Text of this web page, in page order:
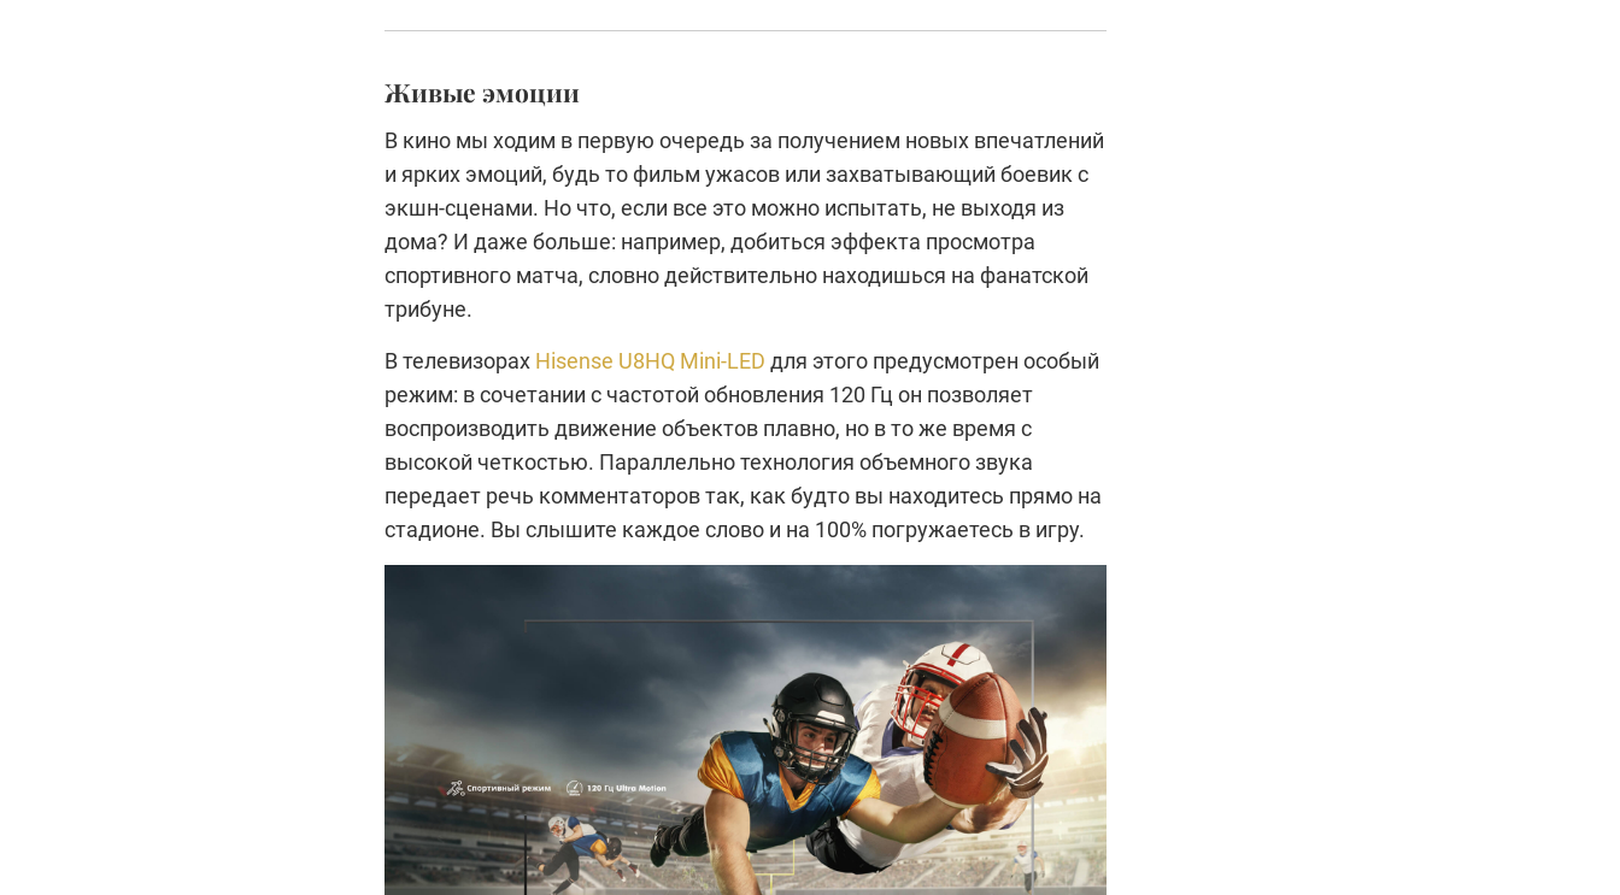
Живые эмоции
В кино мы ходим в первую очередь за получением новых впечатлений
и ярких эмоций, будь то фильм ужасов или захватывающий боевик с
экшн-сценами. Но что, если все это можно испытать, не выходя из
дома? И даже больше: например, добиться эффекта просмотра
спортивного матча, словно действительно находишься на фанатской
трибуне.
В телевизорах Hisense U8HQ Mini-LED для этого предусмотрен особый
режим: в сочетании с частотой обновления 120 Гц он позволяет
воспроизводить движение объектов плавно, но в то же время с
высокой четкостью. Параллельно технология объемного звука
передает речь комментаторов так, как будто вы находитесь прямо на
стадионе. Вы слышите каждое слово и на 100% погружаетесь в игру.